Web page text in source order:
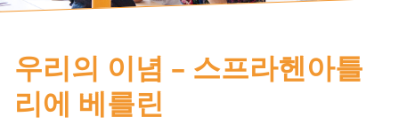
우리의 이념 – 스프라헨아틀
리에 베를린